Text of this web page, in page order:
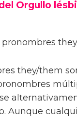
Orgullo
pronombres
they/them
Aunque